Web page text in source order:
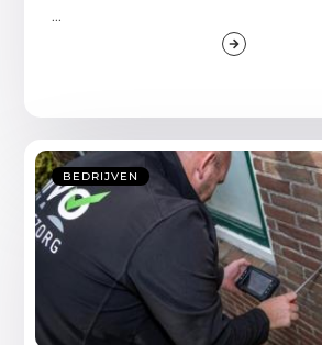
...
BEDRIJVEN